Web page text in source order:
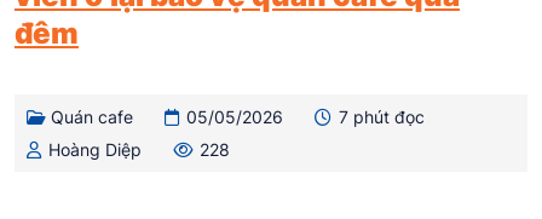
đêm
Quán cafe 05/05/2026
7 phút đọc
Hoàng Diệp
228